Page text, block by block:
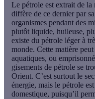
Le pétrole est extrait de la
diffère de ce dernier par
organismes pendant des
plutôt liquide, huileuse,
existe du pétrole léger à
monde. Cette matière
aquatiques, ou
gisements de pétrole se
Orient. C’est surtout le
énergie, mais le pétrole
domestique, puisqu’il